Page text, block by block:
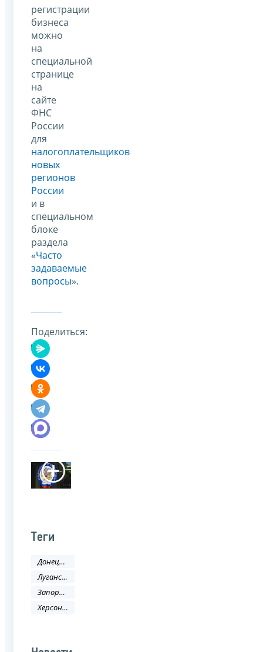
регистрации
бизнеса
можно
на
специальной
странице
на
сайте
ФНС
России
для
налогоплательщиков
новых
регионов
России
и в
специальном
блоке
раздела
«Часто
задаваемые
вопросы».
Поделиться:
Теги
Донецкая Народная Республика
Луганская Народная Республика
Запорожская область
Херсонская область